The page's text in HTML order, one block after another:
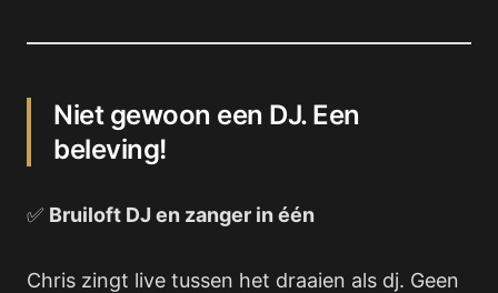
Niet gewoon een DJ. Een
beleving!
✅ Bruiloft DJ en zanger in één
Chris zingt live tussen het draaien als dj. Geen